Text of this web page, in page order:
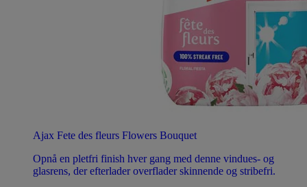
Ajax Fete des fleurs Flowers Bouquet
Opnå en pletfri finish hver gang med denne vindues- og
glasrens, der efterlader overflader skinnende og stribefri.